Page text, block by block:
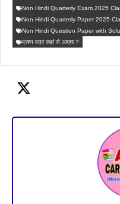
Non Hindi Quarterly Exam 2025
Non Hindi Quarterly Paper 2025
Non Hindi Question Paper with
प्रश्न पत्र कहां से आएगा ?